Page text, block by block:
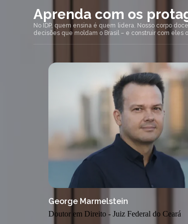
Aprenda com os
No IDP, quem ensina é quem lidera. Nosso corpo
decisões que moldam o Brasil – e construir com eles
George Marmelstein
Doutor em Direito - Juiz Federal do Ceará